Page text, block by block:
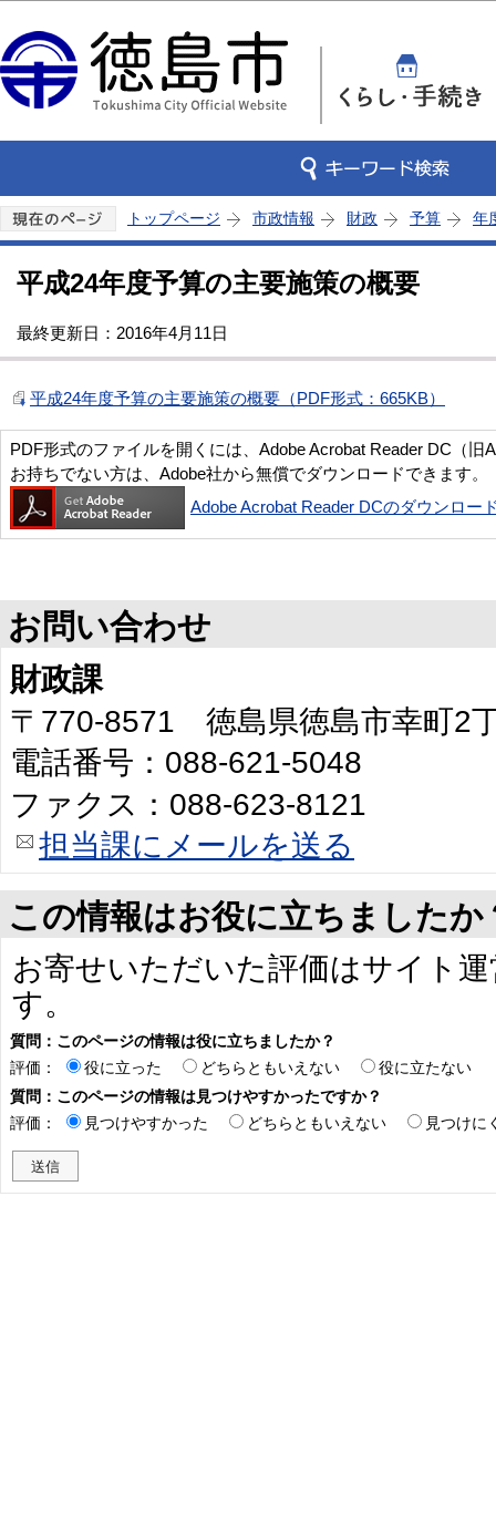
トップページ 市政情報 財政 予算 年
平成24年度予算の主要施策の概要
最終更新日：2016年4月11日
平成24年度予算の主要施策の概要（PDF形式：665KB）
PDF形式のファイルを開くには、Adobe Acrobat Reader DC（旧
お持ちでない方は、Adobe社から無償でダウンロードできます。
Adobe Acrobat Reader DCのダウンロー
お問い合わせ
財政課
〒770-8571 徳島県徳島市幸町2
電話番号：088-621-5048
ファクス：088-623-8121
担当課にメールを送る
この情報はお役に立ちましたか
お寄せいただいた評価はサイト
す。
質問：このページの情報は役に立ちましたか？
評価：
役に立った どちらともいえない
役に立たない
質問：このページの情報は見つけやすかったですか？
評価：
見つけやすかった どちらともいえない 見つけに